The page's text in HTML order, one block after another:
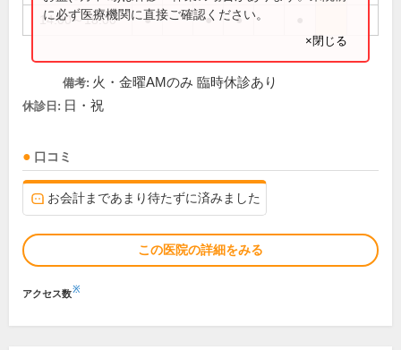
14:00～18:00 ● ● ●
に必ず医療機関に直接ご確認ください。
×閉じる
備考: 火・金曜AMのみ 臨時休診あり
休診日: 日・祝
口コミ
お会計まであまり待たずに済みました
この医院の詳細をみる
アクセス数※